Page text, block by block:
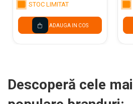
STOC LIMITAT
ADAUGA IN COS
Descoperă cele mai